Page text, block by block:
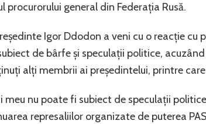
procurorului general din Federația Rusă.
Igor Ddodon a veni cu o reacție cu
de bârfe și speculații politice,
alți membrii ai președintelui, printre
meu nu poate fi subiect de speculații
represaliilor organizate de puterea